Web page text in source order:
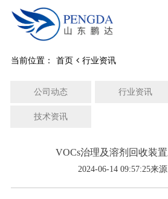
当前位置： 首页 行业资讯
公司动态 行业资讯
技术资讯
VOCs治理及溶剂回收装
2024-06-14 09:57:25来